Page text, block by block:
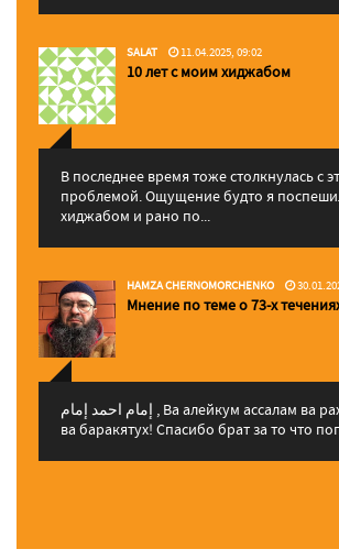
SALAT 11.04.2025, 09:02
10 лет с моим хиджабом
В последнее время тоже столкнулась с
проблемой. Ощущение будто я
хиджабом и рано по...
HAMZA CHERNOMORCHENKO
Мнение по теме о 73-х
إمام احمد إمام , Ва алейкум ассалам ва рахматуЛлахи
ва баракятух! Спасибо брат за то что